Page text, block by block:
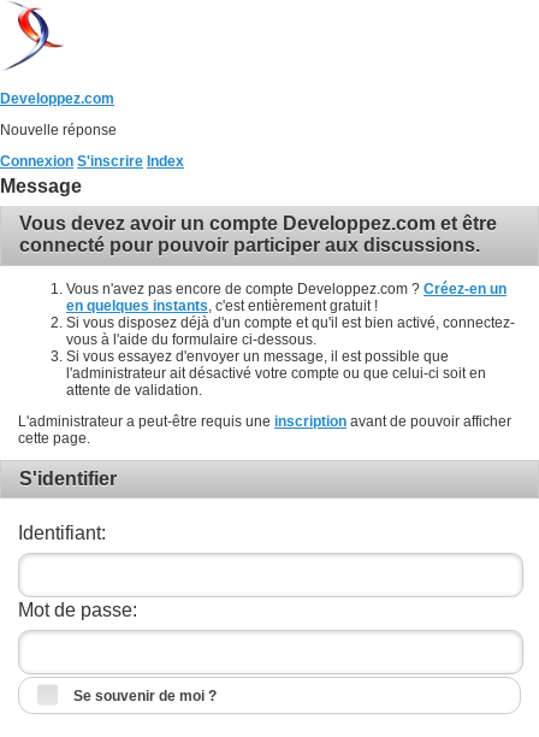
Developpez.com
Nouvelle réponse
Connexion S'inscrire Index
Message
Vous devez avoir un compte Developpez.com et être
connecté pour pouvoir participer aux discussions.
Vous n'avez pas encore de compte Developpez.com ? Créez-en un
en quelques instants , c'est entièrement gratuit !
Si vous disposez déjà d'un compte et qu'il est bien activé, connectez-
vous à l'aide du formulaire ci-dessous.
Si vous essayez d'envoyer un message, il est possible que
l'administrateur ait désactivé votre compte ou que celui-ci soit en
attente de validation.
L'administrateur a peut-être requis une inscription avant de pouvoir afficher
cette page.
S'identifier
Identifiant:
Mot de passe:
Se souvenir de moi ?